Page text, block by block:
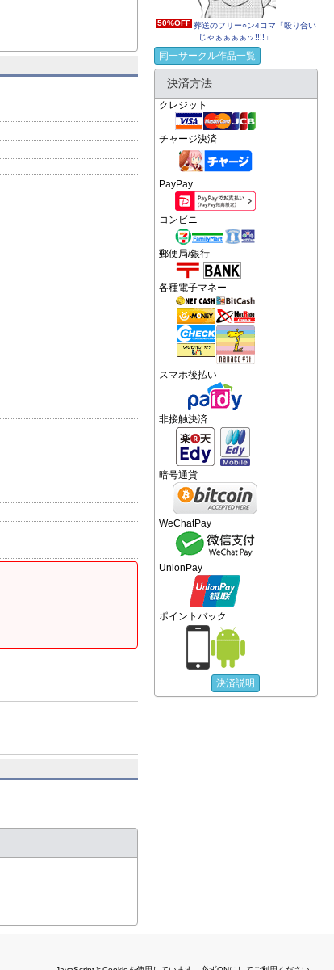
50%OFF 葬送のフリー○ン4コマ「殴り合い
じゃぁぁぁぁッ!!!!」
同一サークル作品一覧
決済方法
クレジット
チャージ決済
PayPay
コンビニ
郵便局/銀行
各種電子マネー
スマホ後払い
非接触決済
暗号通貨
WeChatPay
UnionPay
ポイントバック
決済説明